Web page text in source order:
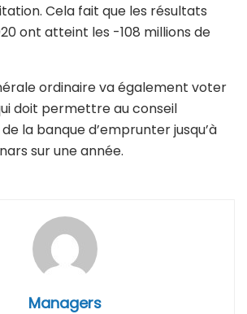
Cela fait que les résultats
ont atteint les -108 millions de
ordinaire va également voter
doit permettre au conseil
la banque d’emprunter jusqu’à
sur une année.
Managers